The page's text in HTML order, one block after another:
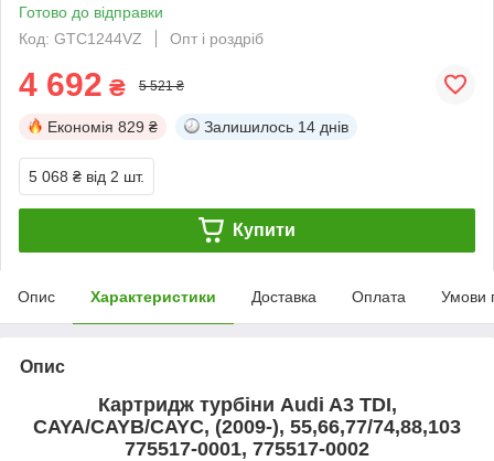
Готово до відправки
Код: GTC1244VZ
Опт і роздріб
4 692 ₴ 5 521 ₴
Економія 829 ₴ Залишилось 14 днів
5 068 ₴ від 2 шт.
Купити
Опис Характеристики Доставка Оплата Умови
Опис
Картридж турбіни Audi A3 TDI,
CAYA/CAYB/CAYC, (2009-), 55,66,77/74,88,103
775517-0001, 775517-0002